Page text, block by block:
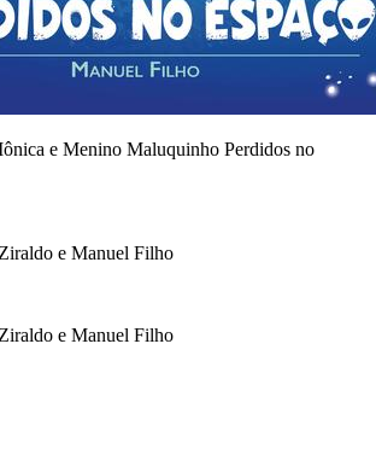
e Menino Maluquinho Perdidos no
e Manuel Filho
e Manuel Filho